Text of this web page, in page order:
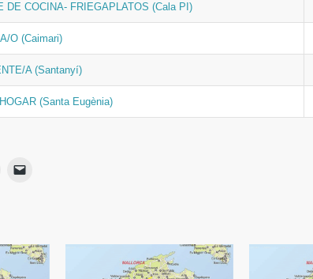
DE COCINA- FRIEGAPLATOS (Cala PI)
O (Caimari)
A (Santanyí)
(Santa Eugènia)
electrónico
a